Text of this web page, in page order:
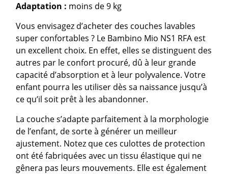
Adaptation : moins de 9 kg
Vous envisagez d’acheter des couches lavables
super confortables ? Le Bambino Mio NS1 RFA est
un excellent choix. En effet, elles se distinguent des
autres par le confort procuré, dû à leur grande
capacité d’absorption et à leur polyvalence. Votre
enfant pourra les utiliser dès sa naissance jusqu’à
ce qu’il soit prêt à les abandonner.
La couche s’adapte parfaitement à la morphologie
de l’enfant, de sorte à générer un meilleur
ajustement. Notez que ces culottes de protection
ont été fabriquées avec un tissu élastique qui ne
gênera pas leurs mouvements. Elle est également